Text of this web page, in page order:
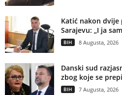
Katić nakon
Sarajevu: „I ja
BIH 8 Augusta, 2026
Danski sud
zbog koje se
BIH 7 Augusta, 2026